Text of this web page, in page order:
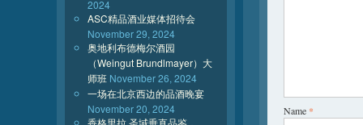
Name *
2024
ASC精品酒业媒体招待会
November 29, 2024
奥地利布德梅尔酒园
（Weingut Brundlmayer）大
师班 November 26, 2024
一场在北京西边的品酒晚宴
November 20, 2024
香格里拉.圣域垂直品鉴，